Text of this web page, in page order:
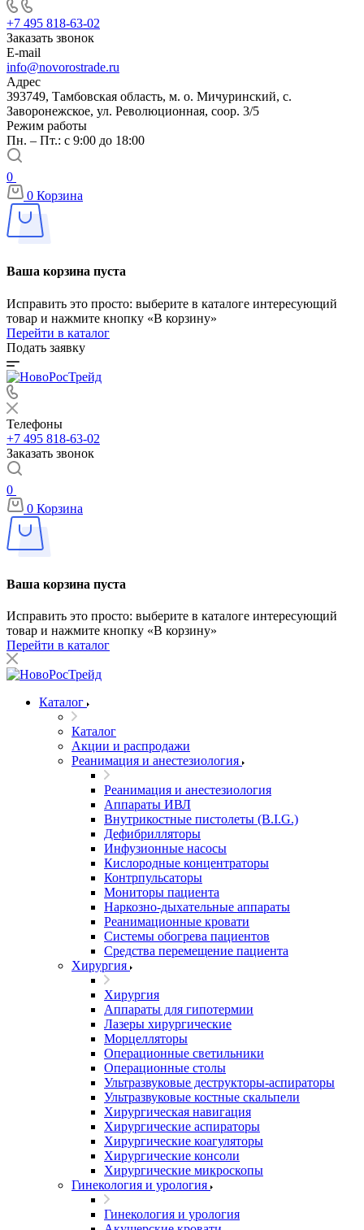
+7 495 818-63-02
Заказать звонок
E-mail
info@novorostrade.ru
Адрес
393749, Тамбовская область, м. о. Мичуринский, с.
Заворонежское, ул. Революционная, соор. 3/5
Режим работы
Пн. – Пт.: с 9:00 до 18:00
0
0 Корзина
Ваша корзина пуста
Исправить это просто: выберите в каталоге интересующий
товар и нажмите кнопку «В корзину»
Перейти в каталог
Подать заявку
Телефоны
+7 495 818-63-02
Заказать звонок
0
0 Корзина
Ваша корзина пуста
Исправить это просто: выберите в каталоге интересующий
товар и нажмите кнопку «В корзину»
Перейти в каталог
Каталог
Каталог
Акции и распродажи
Реанимация и анестезиология
Реанимация и анестезиология
Аппараты ИВЛ
Внутрикостные пистолеты (B.I.G.)
Дефибрилляторы
Инфузионные насосы
Кислородные концентраторы
Контрпульсаторы
Мониторы пациента
Наркозно-дыхательные аппараты
Реанимационные кровати
Системы обогрева пациентов
Средства перемещение пациента
Хирургия
Хирургия
Аппараты для гипотермии
Лазеры хирургические
Морцелляторы
Операционные светильники
Операционные столы
Ультразвуковые деструкторы-аспираторы
Ультразвуковые костные скальпели
Хирургическая навигация
Хирургические аспираторы
Хирургические коагуляторы
Хирургические консоли
Хирургические микроскопы
Гинекология и урология
Гинекология и урология